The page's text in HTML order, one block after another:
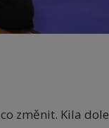
změnit. Kila dole